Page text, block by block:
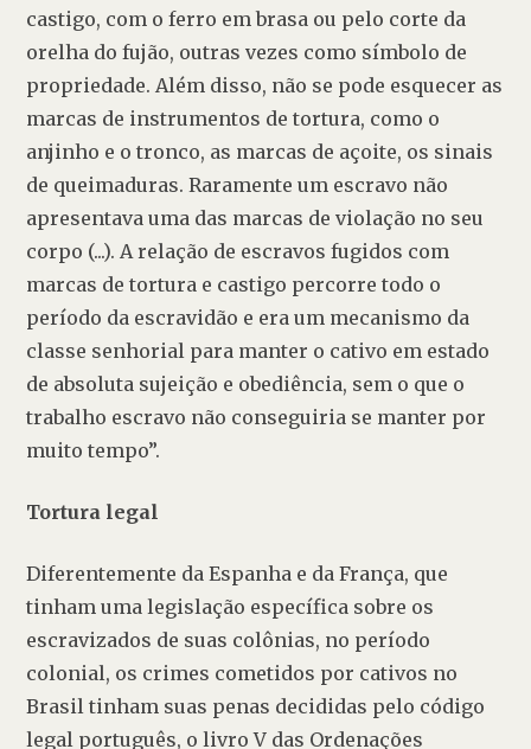
castigo, com o ferro em brasa ou pelo corte da
orelha do fujão, outras vezes como símbolo de
propriedade. Além disso, não se pode esquecer as
marcas de instrumentos de tortura, como o
anjinho e o tronco, as marcas de açoite, os sinais
de queimaduras. Raramente um escravo não
apresentava uma das marcas de violação no seu
corpo (...). A relação de escravos fugidos com
marcas de tortura e castigo percorre todo o
período da escravidão e era um mecanismo da
classe senhorial para manter o cativo em estado
de absoluta sujeição e obediência, sem o que o
trabalho escravo não conseguiria se manter por
muito tempo”.
Tortura legal
Diferentemente da Espanha e da França, que
tinham uma legislação específica sobre os
escravizados de suas colônias, no período
colonial, os crimes cometidos por cativos no
Brasil tinham suas penas decididas pelo código
legal português, o livro V das Ordenações